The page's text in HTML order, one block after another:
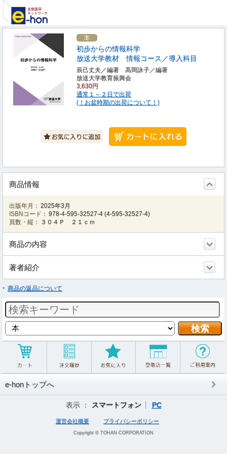
初歩からの情報科学
放送大学教材 情報コース／導入科目
辰己丈夫／編著 高岡詠子／編著
放送大学教育振興会
3,630円
通常１～２日で出荷
(！お盆時期の出荷について！)
商品情報
出版年月： 2025年3月
ISBNコード： 978-4-595-32527-4 (4-595-32527-4)
頁数・縦：
３０４Ｐ ２１ｃｍ
商品の内容
著者紹介
商品の返品について
e-honトップへ
表示 ： スマートフォン PC
運営会社概要 プライバシーポリシー
Copyright © TOHAN CORPORATION